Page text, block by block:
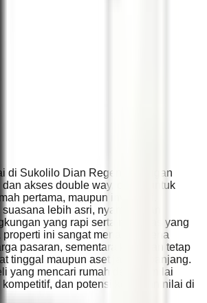
di Sukolilo Dian Regency dengan
akses double way, cocok untuk
pertama, maupun investasi.
lebih asri, nyaman, dan
yang rapi serta mobilitas yang
properti ini sangat menarik karena
pasaran, sementara kawasan tetap
tinggal maupun aset jangka panjang.
yang mencari rumah dengan nilai
kompetitif, dan potensi kenaikan nilai di